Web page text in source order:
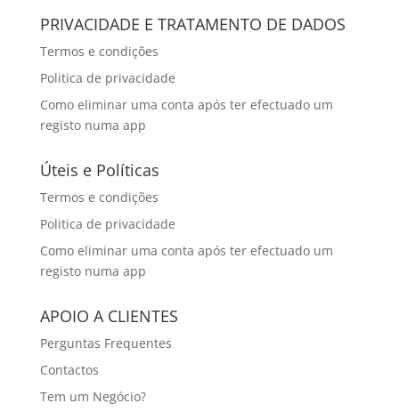
PRIVACIDADE E TRATAMENTO DE DADOS
Termos e condições
Politica de privacidade
Como eliminar uma conta após ter efectuado um
registo numa app
Úteis e Políticas
Termos e condições
Politica de privacidade
Como eliminar uma conta após ter efectuado um
registo numa app
APOIO A CLIENTES
Perguntas Frequentes
Contactos
Tem um Negócio?